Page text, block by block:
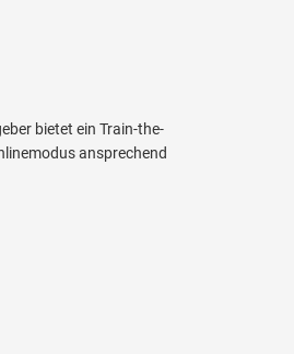
bietet ein Train-the-
ansprechend